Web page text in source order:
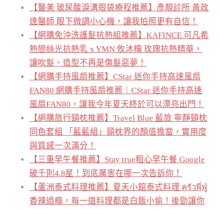
【醫美 玻尿酸淚溝眼袋療程推薦】彥靚診所 黃政
達醫師 眼下微調小心機，讓我拍照更有自信！
【網購免沖洗護髮抗熱組推薦】KAFINCE 可凡希
熱戀絲光抗熱乳 x YMN 攸沐橣 玫瑰抗熱精華，
讓吹髮、造型不再是傷髮惡夢！
【網購手持風扇推薦】CStar 迷你手持高速風扇
FAN80 網購手持風扇推薦｜CStar 迷你手持高速
風扇FAN80，讓我今年夏天終於可以漂亮出門！
【網購旅行頸枕推薦】Travel Blue 藍旅 寧靜頸枕
同色套組 「藍藍組」頸枕界的顏值擔當，實用度
與質感一次滿分！
【三重早午餐推薦】Stay true粗心早午餐 Google
破千則4.8星！到底厲害在哪一次告訴你！
【蘆洲泰式料理推薦】夏天小館泰式料理 ครัวพี่ฟู่
香辣過癮，每一道料理都是白飯小偷！後勁讓你